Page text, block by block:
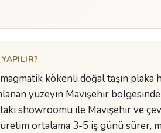
kökenli doğal taşın plaka
yüzeyin Mavişehir
showroomu ile Mavişehir ve
ortalama 3-5 iş günü